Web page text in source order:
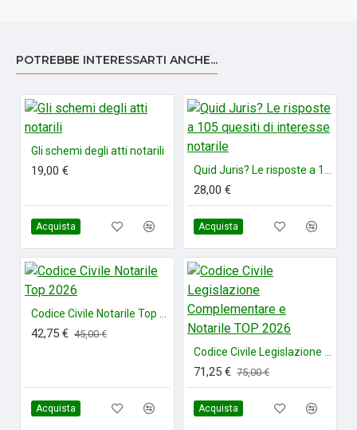
POTREBBE INTERESSARTI ANCHE...
Gli schemi degli atti notarili
19,00 €
Acquista
28,00 €
Acquista
42,75 € 45,00 €
Acquista
71,25 € 75,00 €
Acquista